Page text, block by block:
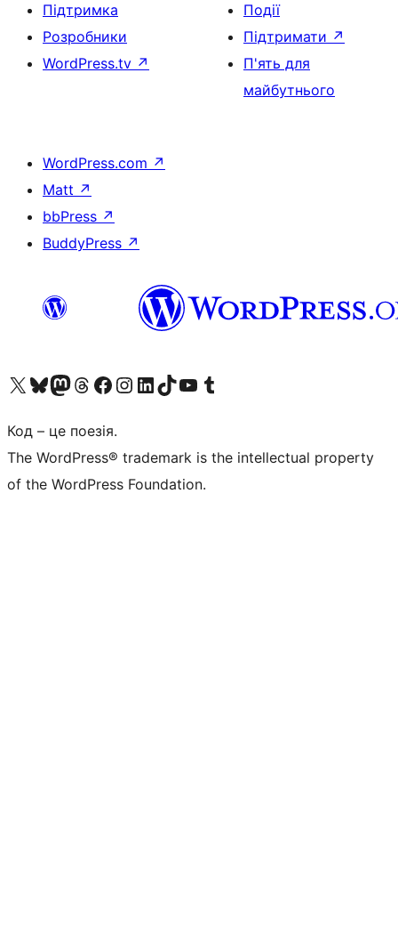
Підтримка
Розробники
WordPress.tv ↗
Події
Підтримати ↗
П'ять для
майбутнього
WordPress.com ↗
Matt ↗
bbPress ↗
BuddyPress ↗
Visit our X (formerly Twitter) account
Visit our Bluesky account
Завітайте до нашої стрічки в Mastodon
Visit our Threads account
Завітайте на нашу сторінку в Facebook
Visit our Instagram account
Visit our LinkedIn account
Visit our TikTok account
Visit our YouTube channel
Visit our Tumblr account
Код – це поезія.
The WordPress® trademark is the intellectual property
of the WordPress Foundation.